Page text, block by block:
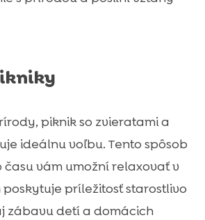
piknik so zvieratami a
ideálnu voľbu. Tento spôsob
vám umožní relaxovať v
príležitosť starostlivo
zábavu detí a domácich